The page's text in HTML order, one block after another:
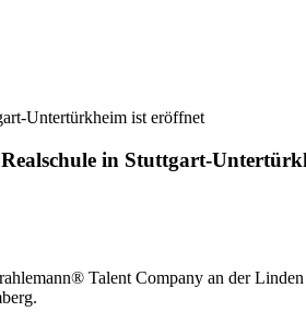
Untertürkheim ist eröffnet
in Stuttgart-
Talent Company an der